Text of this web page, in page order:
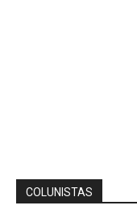
COLUNISTAS